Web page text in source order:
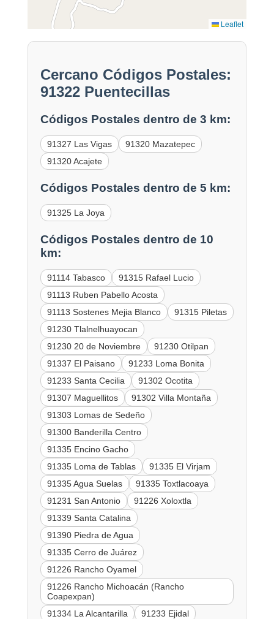
Leaflet
Cercano Códigos Postales:
91322 Puentecillas
Códigos Postales dentro de 3 km:
91327 Las Vigas
91320 Mazatepec
91320 Acajete
Códigos Postales dentro de 5 km:
91325 La Joya
Códigos Postales dentro de 10
km:
91114 Tabasco
91315 Rafael Lucio
91113 Ruben Pabello Acosta
91113 Sostenes Mejia Blanco
91315 Piletas
91230 Tlalnelhuayocan
91230 20 de Noviembre
91230 Otilpan
91337 El Paisano
91233 Loma Bonita
91233 Santa Cecilia
91302 Ocotita
91307 Maguellitos
91302 Villa Montaña
91303 Lomas de Sedeño
91300 Banderilla Centro
91335 Encino Gacho
91335 Loma de Tablas
91335 El Virjam
91335 Agua Suelas
91335 Toxtlacoaya
91231 San Antonio
91226 Xoloxtla
91339 Santa Catalina
91390 Piedra de Agua
91335 Cerro de Juárez
91226 Rancho Oyamel
91226 Rancho Michoacán (Rancho
Coapexpan)
91334 La Alcantarilla
91233 Ejidal